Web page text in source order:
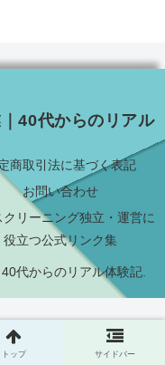
40代からのリアル
商取引法に基づく表記
お問い合わせ
クリーニング独立・運営に
役立つ公式リンク集
代からのリアル体験記.
トップ サイドバー